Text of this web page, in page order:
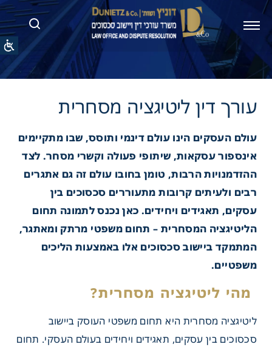
ליטיגציה מסחרית
עולם העסקים הינו עולם דינמי ותוסס, שבו מתקיימים
אינספור עסקאות, שיתופי פעולה וקשרי מסחר. לצד
ההזדמנויות הרבות, טומן בחובו עולם זה גם אתגרים
רבים ולעיתים קרובות מתעוררים סכסוכים בין
עסקים, תאגידים ויחידים. כאן נכנס לתמונה תחום
הליטיגציה המסחרית – תחום משפטי מרתק ומאתגר,
המתמקד ביישוב סכסוכים אלו באמצעות הליכים
משפטיים.
ליטיגציה מסחרית היא תחום משפטי העוסק ביישוב
סכסוכים בין עסקים, תאגידים ויחידים בעולם העסקי. תחום